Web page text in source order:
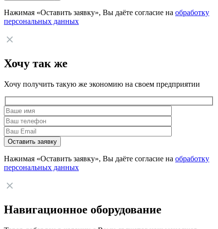
Нажимая «Оставить заявку», Вы даёте согласие на обработку
персональных данных
Хочу так же
Хочу получить такую же экономию на своем предприятии
Нажимая «Оставить заявку», Вы даёте согласие на обработку
персональных данных
Навигационное оборудование